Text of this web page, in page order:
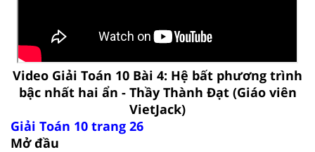
Video Giải Toán 10 Bài 4: Hệ bất phương trình
bậc nhất hai ẩn - Thầy Thành Đạt (Giáo viên
VietJack)
Giải Toán 10 trang 26
Mở đầu